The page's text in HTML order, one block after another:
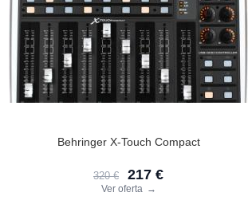
Behringer X-Touch Compact
320 € 217 €
Ver oferta →